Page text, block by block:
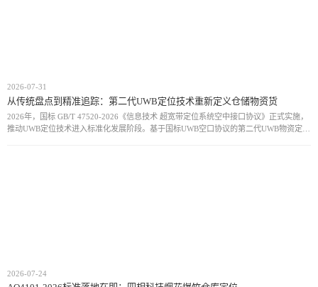
2026-07-31
从传统盘点到精准追踪：第二代UWB定位技术重新定义仓储物资货
2026年，国标 GB/T 47520-2026《信息技术 超宽带定位系统空中接口协议》正式实施，
推动UWB定位技术进入标准化发展阶段。基于国标UWB空口协议的第二代UWB物资定位
2026-07-24